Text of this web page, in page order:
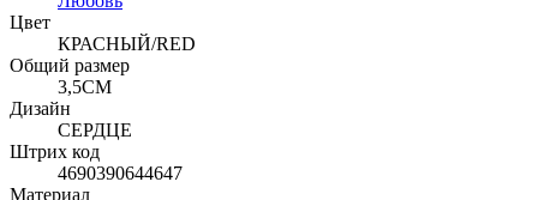
Цвет
КРАСНЫЙ/RED
Общий размер
3,5СМ
Дизайн
СЕРДЦЕ
Штрих код
4690390644647
Материал